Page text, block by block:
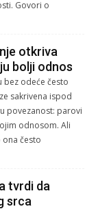
Govori o
otkriva
bolji odnos
bez odeće često
sakrivena ispod
povezanost: parovi
odnosom. Ali
ona često
tvrdi da
srca